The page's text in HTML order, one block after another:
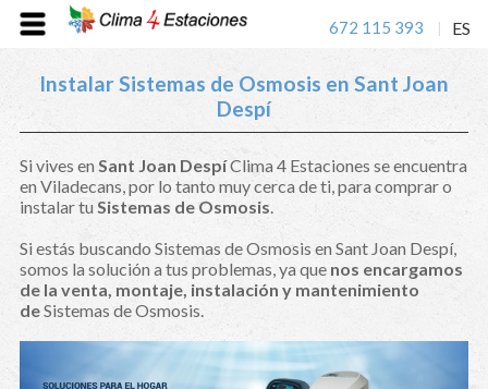
672 115 393 ES
Instalar Sistemas de Osmosis en Sant Joan
Despí
Si vives enSant Joan DespíClima 4 Estaciones se encuentra
en Viladecans, por lo tanto muy cerca de ti, para comprar o
instalar tu Sistemas de Osmosis.
Si estás buscando Sistemas de Osmosis en Sant Joan Despí,
somos la solución a tus problemas, ya que nos encargamos
de la venta, montaje, instalación y mantenimiento
deSistemas de Osmosis.